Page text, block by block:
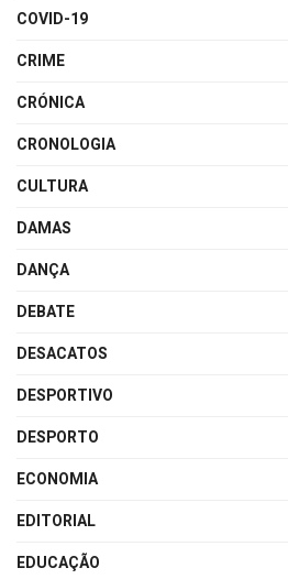
COVID-19
CRIME
CRÓNICA
CRONOLOGIA
CULTURA
DAMAS
DANÇA
DEBATE
DESACATOS
DESPORTIVO
DESPORTO
ECONOMIA
EDITORIAL
EDUCAÇÃO